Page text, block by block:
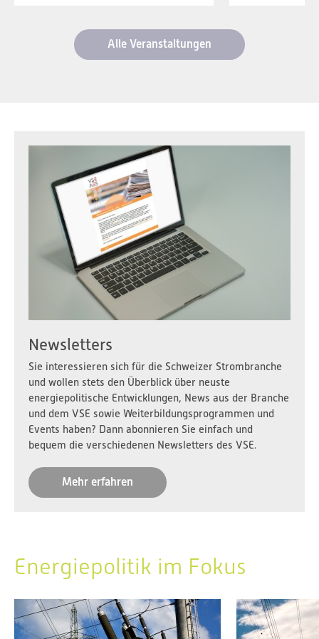
Alle Veranstaltungen
Newsletters
Sie interessieren sich für die Schweizer Strombranche
und wollen stets den Überblick über neuste
energiepolitische Entwicklungen, News aus der Branche
und dem VSE sowie Weiterbildungsprogrammen und
Events haben? Dann abonnieren Sie einfach und
bequem die verschiedenen Newsletters des VSE.
Mehr erfahren
Energiepolitik im Fokus